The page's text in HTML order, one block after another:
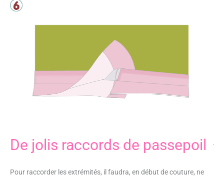
De jolis raccords de passepoil
Pour raccorder les extrémités, il faudra, en début de couture, ne